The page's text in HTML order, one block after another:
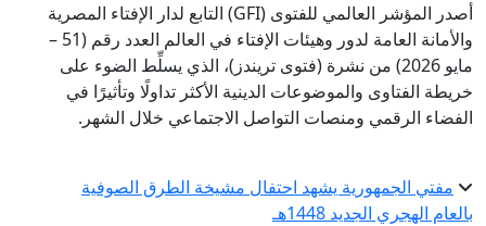
أصدر المؤشر العالمي للفتوى (GFI) التابع لدار الإفتاء المصرية
والأمانة العامة لدور وهيئات الإفتاء في العالم العدد رقم (51 –
مايو 2026) من نشرة (فتوى تريندز)، الذي يسلِّط الضوء على
خريطة الفتاوى والموضوعات الدينية الأكثر تداولًا وتأثيرًا في
الفضاء الرقمي ومنصات التواصل الاجتماعي خلال الشهر.
مفتي الجمهورية يشهد احتفال مشيخة الطرق الصوفية
بالعام الهجري الجديد 1448هـ